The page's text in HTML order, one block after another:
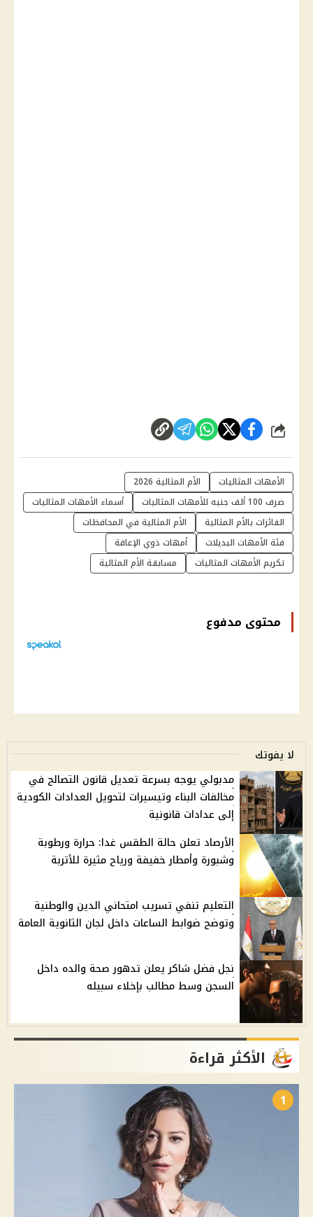
شارك
الأمهات المثاليات
الأم المثالية 2026
صرف 100 ألف جنيه للأمهات المثاليات
أسماء الأمهات المثاليات
الفائزات بالأم المثالية
الأم المثالية في المحافظات
فئة الأمهات البديلات
أمهات ذوي الإعاقة
تكريم الأمهات المثاليات
مسابقة الأم المثالية
محتوى مدفوع
لا يفوتك
مدبولي يوجه بسرعة تعديل قانون التصالح في
مخالفات البناء وتيسيرات لتحويل العدادات الكودية
إلى عدادات قانونية
الأرصاد تعلن حالة الطقس غدا: حرارة ورطوبة
وشبورة وأمطار خفيفة ورياح مثيرة للأتربة
التعليم تنفي تسريب امتحاني الدين والوطنية
وتوضح ضوابط الساعات داخل لجان الثانوية العامة
نجل فضل شاكر يعلن تدهور صحة والده داخل
السجن وسط مطالب بإخلاء سبيله
الأكثر قراءة
1